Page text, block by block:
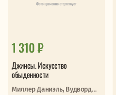
1 310 ₽
Джинсы. Искусство
обыденности
Миллер Даниэль, Вудворд